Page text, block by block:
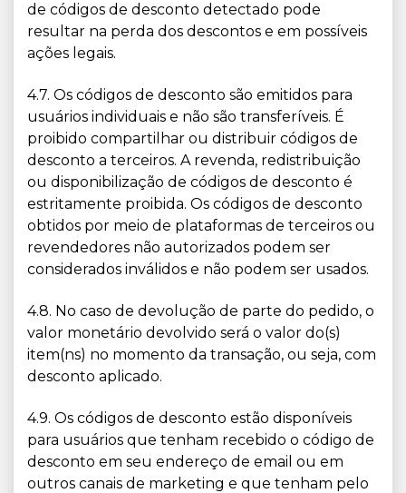
de códigos de desconto detectado pode
resultar na perda dos descontos e em possíveis
ações legais.
4.7. Os códigos de desconto são emitidos para
usuários individuais e não são transferíveis. É
proibido compartilhar ou distribuir códigos de
desconto a terceiros. A revenda, redistribuição
ou disponibilização de códigos de desconto é
estritamente proibida. Os códigos de desconto
obtidos por meio de plataformas de terceiros ou
revendedores não autorizados podem ser
considerados inválidos e não podem ser usados.
4.8. No caso de devolução de parte do pedido, o
valor monetário devolvido será o valor do(s)
item(ns) no momento da transação, ou seja, com
desconto aplicado.
4.9. Os códigos de desconto estão disponíveis
para usuários que tenham recebido o código de
desconto em seu endereço de email ou em
outros canais de marketing e que tenham pelo